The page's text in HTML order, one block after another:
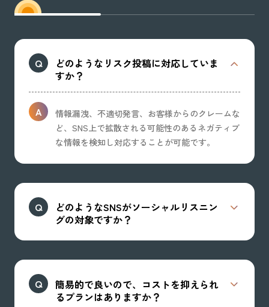
どのようなリスク投稿に対応していま
すか？
情報漏洩、不適切発言、お客様からのクレームな
ど、SNS上で拡散される可能性のあるネガティブ
な情報を検知し対応することが可能です。
どのようなSNSがソーシャルリスニン
グの対象ですか？
簡易的で良いので、コストを抑えられ
るプランはありますか？